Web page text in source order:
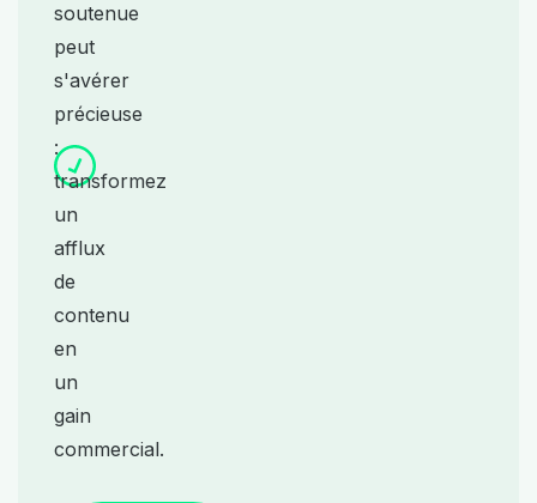
soutenue
peut
s'avérer
précieuse
:
transformez
un
afflux
de
contenu
en
un
gain
commercial.